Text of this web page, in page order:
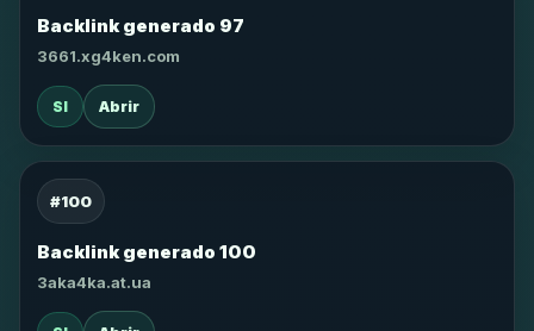
Backlink generado 97
3661.xg4ken.com
SI Abrir
#100
Backlink generado 100
3aka4ka.at.ua